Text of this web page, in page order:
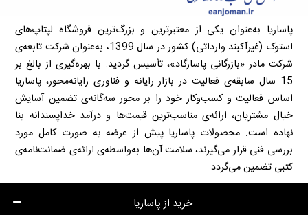
پاساریا به‌عنوان یکی از معتبرترین و بزرگ‌ترین فروشگاه لپتاپ‌های
استوک (غیرآکبند وارداتی) کشور در سال 1399، به‌عنوان شرکت تابعه‌ی
شرکت مادر «بازرگانی پاسارگاد»، تأسیس گردید. با بهره‌گیری از بالغ بر
15 سال سابقه‌ی فعالیت در بازار رایانه و فناوری رایانه‌محور، پاساریا
اساس فعالیت و کسب‌وکار خود را بر محور سه‌گانه‌ی تضمین آسایش
خیال مشتریان، ارائه‌ی مناسب‌ترین قیمت‌ها و درآمد خداپسندانه بنا
نهاده است. محصولات پاساریا پیش از عرضه به صورت کامل مورد
بررسی فنی قرار می‌گیرند، سلامت آن‌ها به‌واسطه‌ی ارائه‌ی ضمانت‌نامه‌ی
کتبی تضمین می‌گردد
خرید از پاساریا